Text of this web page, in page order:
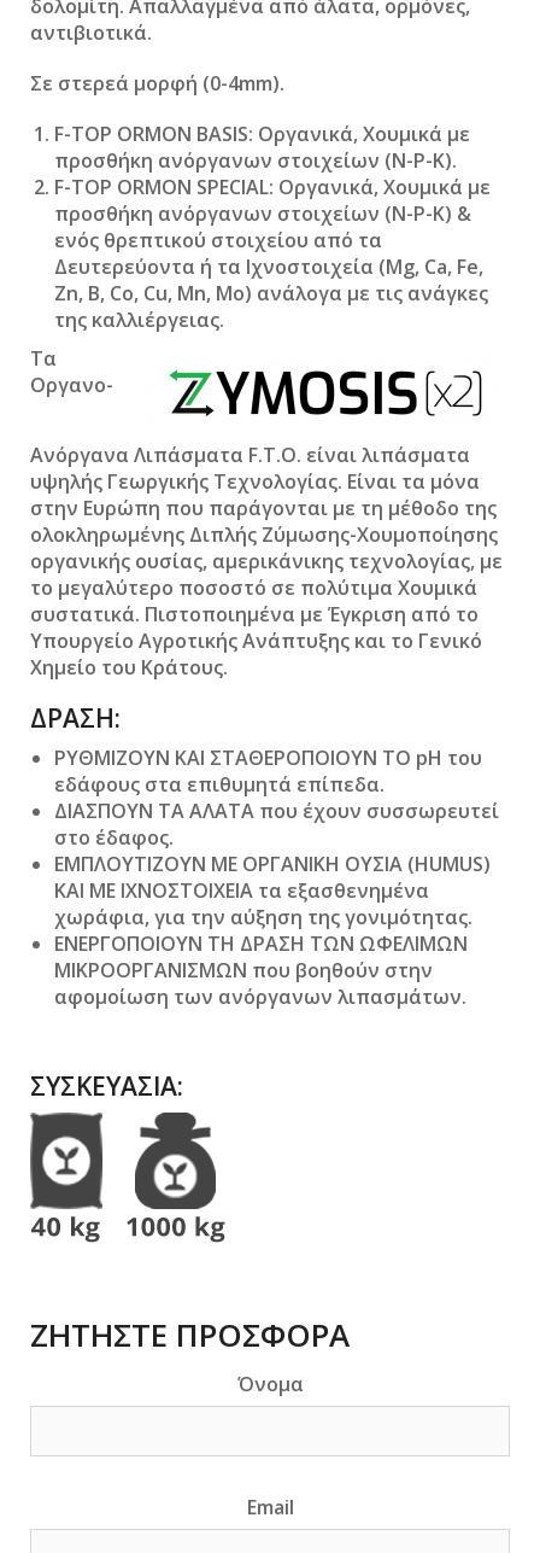
δολομίτη. Απαλλαγμένα από άλατα, ορμόνες,
αντιβιοτικά.
Σε στερεά μορφή (0-4mm).
F-TOP ORMON BASIS: Οργανικά, Χουμικά με
προσθήκη ανόργανων στοιχείων (N-P-K).
F-TOP ORMON SPECIAL: Οργανικά, Χουμικά με
προσθήκη ανόργανων στοιχείων (N-P-K) &
ενός θρεπτικού στοιχείου από τα
Δευτερεύοντα ή τα Ιχνοστοιχεία (Mg, Ca, Fe,
Zn, B, Co, Cu, Mn, Mo) ανάλογα με τις ανάγκες
της καλλιέργειας.
Τα
Οργανο-
Ανόργανα Λιπάσματα F.T.O. είναι λιπάσματα
υψηλής Γεωργικής Τεχνολογίας. Είναι τα μόνα
στην Ευρώπη που παράγονται με τη μέθοδο της
ολοκληρωμένης Διπλής Ζύμωσης-Χουμοποίησης
οργανικής ουσίας, αμερικάνικης τεχνολογίας, με
το μεγαλύτερο ποσοστό σε πολύτιμα Χουμικά
συστατικά. Πιστοποιημένα με Έγκριση από το
Υπουργείο Αγροτικής Ανάπτυξης και το Γενικό
Χημείο του Κράτους.
ΔΡΑΣΗ:
ΡΥΘΜΙΖΟΥΝ ΚΑΙ ΣΤΑΘΕΡΟΠΟΙΟΥΝ ΤΟ pΗ του
εδάφους στα επιθυμητά επίπεδα.
ΔΙΑΣΠΟΥΝ ΤΑ ΑΛΑΤΑ που έχουν συσσωρευτεί
στο έδαφος.
ΕΜΠΛΟΥΤΙΖΟΥΝ ΜΕ ΟΡΓΑΝΙΚΗ ΟΥΣΙΑ (HUMUS)
ΚΑΙ ΜΕ ΙΧΝΟΣΤΟΙΧΕΙΑ τα εξασθενημένα
χωράφια, για την αύξηση της γονιμότητας.
ΕΝΕΡΓΟΠΟΙΟΥΝ ΤΗ ΔΡΑΣΗ ΤΩΝ ΩΦΕΛΙΜΩΝ
ΜΙΚΡΟΟΡΓΑΝΙΣΜΩΝ που βοηθούν στην
αφομοίωση των ανόργανων λιπασμάτων.
ΣΥΣΚΕΥΑΣΙΑ:
ΖΗΤΗΣΤΕ ΠΡΟΣΦΟΡΑ
Όνομα
Email